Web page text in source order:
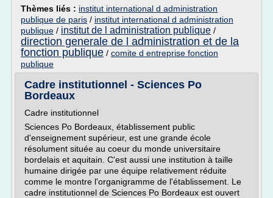
Thèmes liés : institut international d administration
publique de paris / institut international d administration
publique / institut de l administration publique /
direction generale de l administration et de la
fonction publique / comite d entreprise fonction
publique
Cadre institutionnel - Sciences Po
Bordeaux
Cadre institutionnel
Sciences Po Bordeaux, établissement public
d'enseignement supérieur, est une grande école
résolument située au coeur du monde universitaire
bordelais et aquitain. C'est aussi une institution à taille
humaine dirigée par une équipe relativement réduite
comme le montre l'organigramme de l'établissement. Le
cadre institutionnel de Sciences Po Bordeaux est ouvert